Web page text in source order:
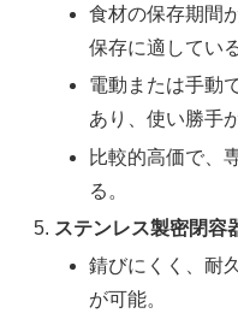
食材の保存期間
保存に適している
電動または手動
あり、使い勝手
比較的高価で、
る。
ステンレス製密閉容
錆びにくく、耐
が可能。